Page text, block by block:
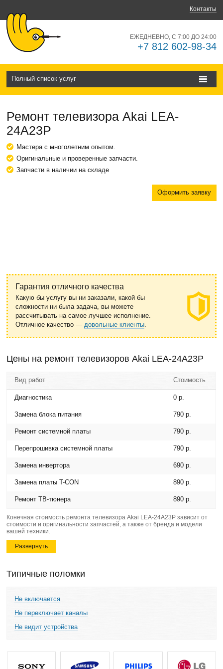
Контакты
ЕЖЕДНЕВНО, С 7:00 ДО 24:00
+7 812 602-98-34
Полный список услуг
Ремонт телевизора Akai LEA-
24A23Р
Мастера с многолетним опытом.
Оригинальные и проверенные запчасти.
Запчасти в наличии на складе
Оформить заявку
Гарантия отличного качества
Какую бы услугу вы ни заказали, какой бы
сложности ни была задача, вы можете
рассчитывать на самое лучшее исполнение.
Отличное качество —довольные клиенты.
Цены на ремонт телевизоров Akai LEA-24A23Р
Вид работ Стоимость
Диагностика 0 р.
Замена блока питания 790 р.
Ремонт системной платы 790 р.
Перепрошивка системной платы 790 р.
Замена инвертора 690 р.
Замена платы T-CON 890 р.
Ремонт ТВ-тюнера 890 р.
Конечная стоимость ремонта телевизора Akai LEA-24A23Р зависит от
стоимости и оригинальности запчастей, а также от бренда и модели
вашей техники.
Развернуть
Типичные поломки
Не включается
Не переключает каналы
Не видит устройства